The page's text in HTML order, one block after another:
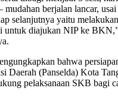
mudahan berjalan lancar,
selanjutnya yaitu
untuk diajukan NIP ke
bahwa
Daerah (Panselda) Kota
pelaksanaan SKB bagi